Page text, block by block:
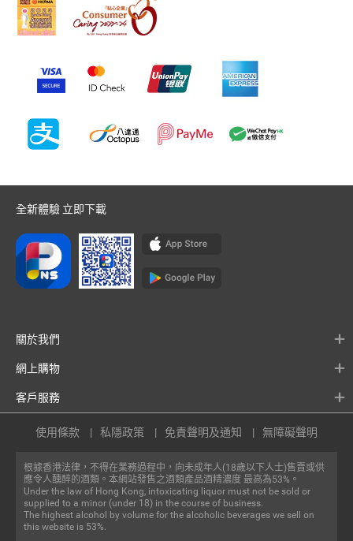
全新體驗 立即下載
關於我們
網上購物
客戶服務
根據香港法律，不得在業務過程中，向未成年人(18歲以下人士)售賣或供
應令人醺醉的酒類。本網站發售之酒類產品酒精濃度 最高為53%。
Under the law of Hong Kong, intoxicating liquor must not be sold or
supplied to a minor (under 18) in the course of business.
The highest alcohol by volume for the alcoholic beverages we sell on
this website is 53%.
使用條款 私隱政策 免責聲明及通知 無障礙聲明